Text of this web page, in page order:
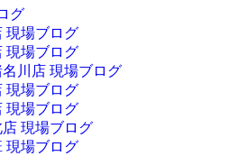
グ
現場ブログ
現場ブログ
名川店 現場ブログ
現場ブログ
現場ブログ
現場ブログ
現場ブログ